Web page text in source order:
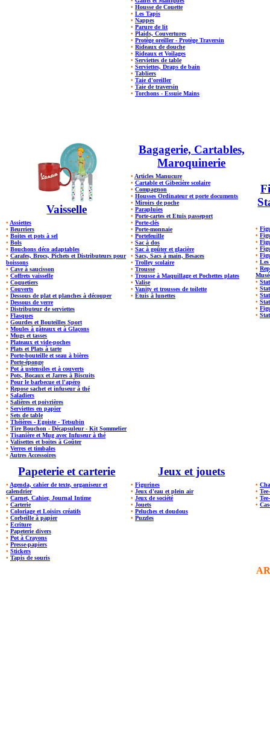
• Housse de Couette
• Les Tapis
• Nappes
• Parure de lit
• Plaids, Couvertures
• Protège oreiller - Protège Traversin
• Rideaux de douche
• Rideaux et Voilages
• Serviettes de table
• Serviettes, Draps de bain
• Tabliers
• Taie d'oreiller
• Taie de traversin
• Torchons - Essuie Mains
Vaisselle
• Assiettes
• Beurriers
• Boites et pots à sel
• Bols
• Bouchons déco adaptables
• Carafes, Brocs, Pichets et Distributeurs pour
boissons
• Cave à saucisson
• Coffrets vaisselle
• Coquetiers
• Couverts
• Dessous de plat et planches à découper
• Dessous de verre
• Distributeur de serviettes
• Flasques
• Gourdes et Bouteilles Sport
• Moules à gâteaux et à Glaçons
• Mugs et tasses
• Plateaux et vide-poches
• Plats et Plats à tarte
• Porte-bouteille et seau à bières
• Porte-éponge
• Pot à ustensiles et à couverts
• Pots, Bocaux et Jarres à Biscuits
• Pour le barbecue et l'apéro
• Repose sachet et infuseur à thé
• Saladiers
• Salières et poivrières
• Serviettes en papier
• Sets de table
• Théières - Egoiste - Tetsubin
• Tire Bouchon - Décapsuleur - Kit Sommelier
• Tisanière et Mug avec Infuseur à thé
• Valisettes et boites à Goûter
• Verres et timbales
• Autres Accessoires
Bagagerie, Cartables,
Maroquinerie
• Articles Manucure
• Cartable et Gibecière scolaire
• Compagnon
• Housses Ordinateur et porte documents
• Miroirs de poche
• Parapluies
• Porte-cartes et Etuis passeport
• Porte-clés
• Porte-monnaie
• Portefeuille
• Sac à dos
• Sac à goûter et glacière
• Sacs, Sacs à main, Besaces
• Trolley scolaire
• Trousse
• Trousse à Maquillage et Pochettes plates
• Valise
• Vanity et trousses de toilette
• Étuis à lunettes
•
•
•
•
•
•
•
•
•
•
•
•
•
Papeterie et carterie
• Agenda, cahier de texte, organiseur et
calendrier
• Carnet, Cahier, Journal Intime
• Carterie
• Coloriage et Loisirs créatifs
• Corbeille à papier
• Ecriture
• Papeterie divers
• Pot à Crayons
• Presse-papiers
• Stickers
• Tapis de souris
Jeux et jouets
• Figurines
• Jeux d'eau et plein air
• Jeux de société
• Jouets
• Peluches et doudous
• Puzzles
•
•
•
•